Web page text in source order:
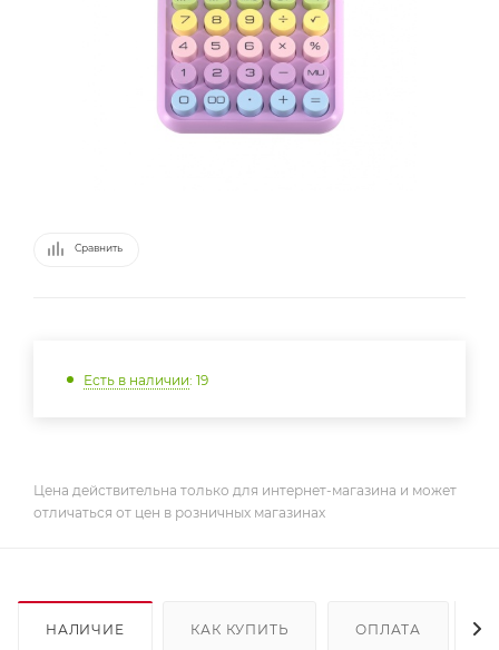
Сравнить
Есть в наличии: 19
Цена действительна только для интернет-магазина и может
отличаться от цен в розничных магазинах
НАЛИЧИЕ КАК КУПИТЬ ОПЛАТА